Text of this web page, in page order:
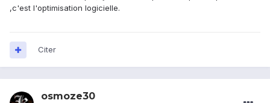
,c'est l'optimisation logicielle.
Citer
osmoze30